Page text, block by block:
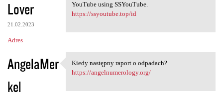
Lover
21.02.2023
Adres
YouTube using SSYouTube.
https://ssyoutube.top/id
AngelaMer
kel
Kiedy następny raport o
Kiedy następny raport o odpadach?
https://angelnumerology.org/